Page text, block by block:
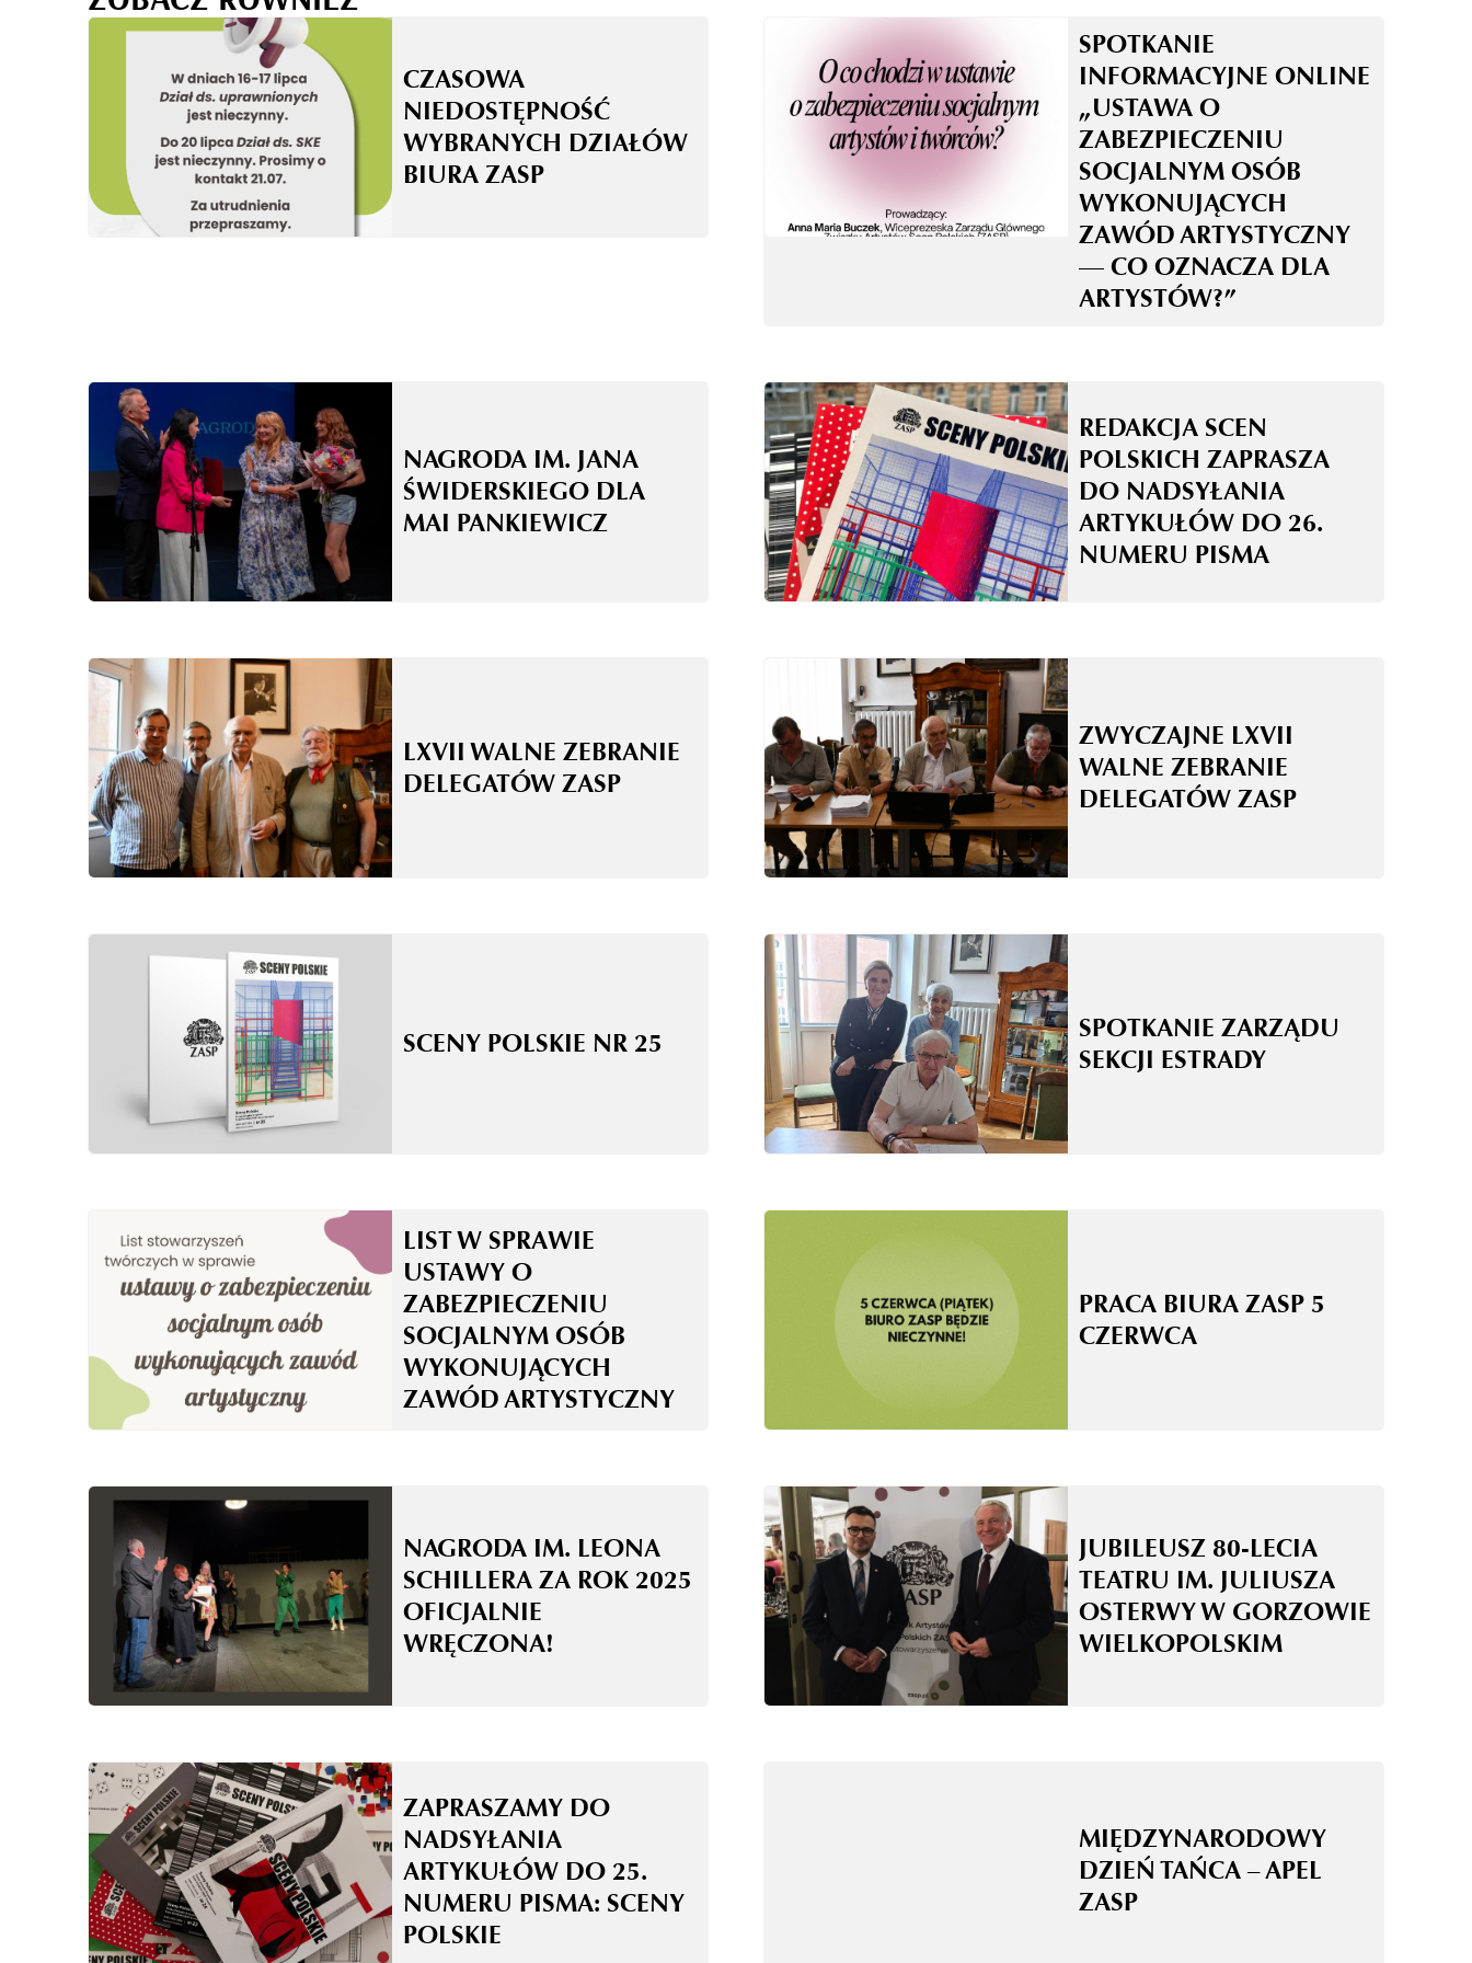
CZASOWA
NIEDOSTĘPNOŚĆ
WYBRANYCH DZIAŁÓW
BIURA ZASP
SPOTKANIE
INFORMACYJNE ONLINE
„USTAWA O
ZABEZPIECZENIU
SOCJALNYM OSÓB
WYKONUJĄCYCH
ZAWÓD ARTYSTYCZNY
— CO OZNACZA DLA
ARTYSTÓW?”
NAGRODA IM. JANA
ŚWIDERSKIEGO DLA
MAI PANKIEWICZ
REDAKCJA SCEN
POLSKICH ZAPRASZA
DO NADSYŁANIA
ARTYKUŁÓW DO 26.
NUMERU PISMA
LXVII WALNE ZEBRANIE
DELEGATÓW ZASP
ZWYCZAJNE LXVII
WALNE ZEBRANIE
DELEGATÓW ZASP
SCENY POLSKIE NR 25
SPOTKANIE ZARZĄDU
SEKCJI ESTRADY
LIST W SPRAWIE
USTAWY O
ZABEZPIECZENIU
SOCJALNYM OSÓB
WYKONUJĄCYCH
ZAWÓD ARTYSTYCZNY
PRACA BIURA ZASP 5
CZERWCA
NAGRODA IM. LEONA
SCHILLERA ZA ROK 2025
OFICJALNIE
WRĘCZONA!
JUBILEUSZ 80-LECIA
TEATRU IM. JULIUSZA
OSTERWY W GORZOWIE
WIELKOPOLSKIM
ZAPRASZAMY DO
NADSYŁANIA
ARTYKUŁÓW DO 25.
NUMERU PISMA: SCENY
POLSKIE
MIĘDZYNARODOWY
DZIEŃ TAŃCA – APEL
ZASP